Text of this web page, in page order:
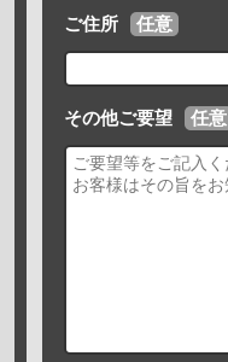
ご住所 任意
その他ご要望 任意